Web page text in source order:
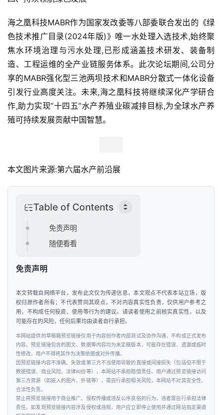
业
察
新
科
技
投
融
工
行
行
业
资
海之凰科技MABR作为国家发改委等八部委联合发出的《绿
色技术推广目录(2024年版)》唯一水处理入选技术,始终聚
焦水环境治理与污水处理,已形成涵盖技术研发、装备制
造、工程运维的全产业链服务体系。此次论坛期间,公司分
享的MABR强化型三池两坝技术和MABR分散式一体化设备
引发行业高度关注。未来,海之凰科技将继续深化产学研合
作,助力实现”十四五”水产养殖业碳减排目标,为全球水产养
殖可持续发展贡献中国智慧。
本文图片来源:第六届水产前沿展
Table of Contents
免责声明
随便看看
免责声明
本文转载自网络平台，发布此文仅为传递信息，本文观点不代表本站立场，版
权归原作者所有；不代表赞同其观点，不对内容真实性负责，仅供用户参考之
用，不构成任何投资、使用等行为的建议。请读者使用之前核实真实性，以及
可能存在的风险，任何后果均由读者自行承担。
本网站提供的草稿箱预览链接仅用于内容创作者内部测试及协作沟通，不构成正式发布
内容。预览链接包含的图文、数据等内容均为未定稿版本，可能存在错误、遗漏或临时
性修改，用户不得将其作为决策依据或对外传播。
因预览链接内容不准确、失效或第三方不当使用导致的直接或间接损失（包括但不限于
数据错误、商业风险、法律纠纷等），本网站不承担赔偿责任。用户通过预览链接访问
第三方资源（如嵌入的图片、外链等），需自行承担相关风险，本网站不对其安全性、
合法性负责。
禁止将预览链接用于商业推广、侵权传播或违反公序良俗的行为，违者需自行承担法律
责任。如发现预览链接内容涉及侵权或违规，用户应立即停止使用并通过网站指定渠道